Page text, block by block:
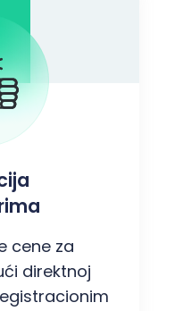
cene za
direktnoj